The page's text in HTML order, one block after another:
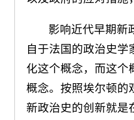
影响近代早期新
自于法国的政治史
化这个概念，而这个
概念。按照埃尔顿的
新政治史的创新就是